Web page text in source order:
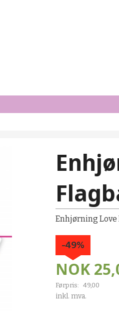
Enhjørning
NOK
Førpris: 49,00
Rabatt
-49%
inkl. mva.